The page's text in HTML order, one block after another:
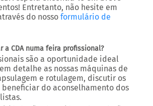
a CDA numa feira profissional?
são a oportunidade ideal
detalhe as nossas máquinas de
e rotulagem, discutir os
do aconselhamento dos
são abrangidos pelas soluções
cosmética, farmacêutica,